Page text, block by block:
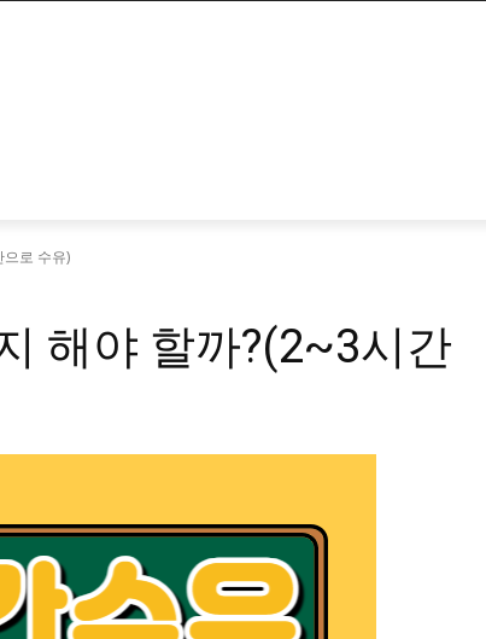
로 수유)
해야 할까?(2~3시간